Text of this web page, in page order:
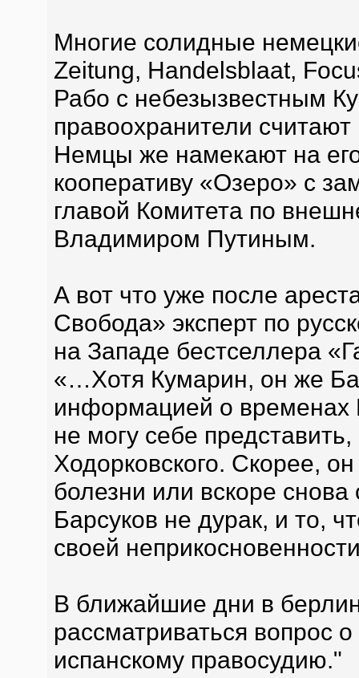
Многие солидные
Zeitung, Handelsblaat,
Рабо с небезызвестным
правоохранители
Немцы же намекают на
кооперативу «Озеро» с
главой Комитета по
Владимиром Путиным.
А вот что уже после
Свобода» эксперт по
на Западе бестселлера
«…Хотя Кумарин, он же
информацией о временах
не могу себе
Ходорковского. Скорее,
болезни или вскоре
Барсуков не дурак, и то,
своей
В ближайшие дни в
рассматриваться вопрос
испанскому правосудию."